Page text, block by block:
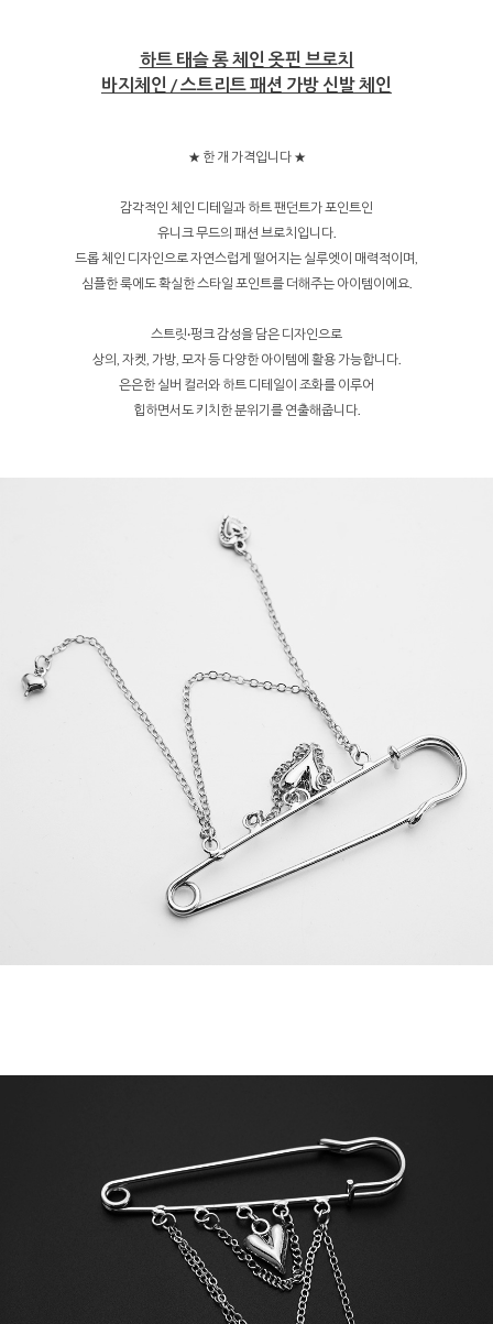
하트 태슬 롱 체인 옷핀 브로치
바지체인 / 스트리트 패션 가방 신발 체인
★ 한 개 가격입니다 ★
감각적인 체인 디테일과 하트 팬던트가 포인트인
유니크 무드의 패션 브로치입니다.
드롭 체인 디자인으로 자연스럽게 떨어지는 실루엣이 매력적이며,
심플한 룩에도 확실한 스타일 포인트를 더해주는 아이템이에요.
스트릿·펑크 감성을 담은 디자인으로
상의, 자켓, 가방, 모자 등 다양한 아이템에 활용 가능합니다.
은은한 실버 컬러와 하트 디테일이 조화를 이루어
힙하면서도 키치한 분위기를 연출해줍니다.